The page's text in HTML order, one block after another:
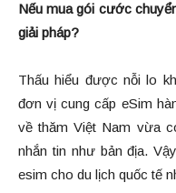
Nếu mua gói cước
giải pháp?
Thấu hiểu được nỗi lo
đơn vị cung cấp eSim
về thăm Việt Nam vừa
nhắn tin như bản địa.
esim cho du lịch quốc tế